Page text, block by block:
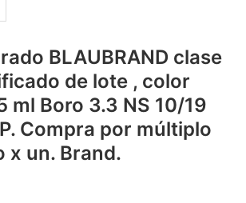
BLAUBRAND clase
de lote , color
ml Boro 3.3 NS 10/19
Compra por múltiplo
x un. Brand.